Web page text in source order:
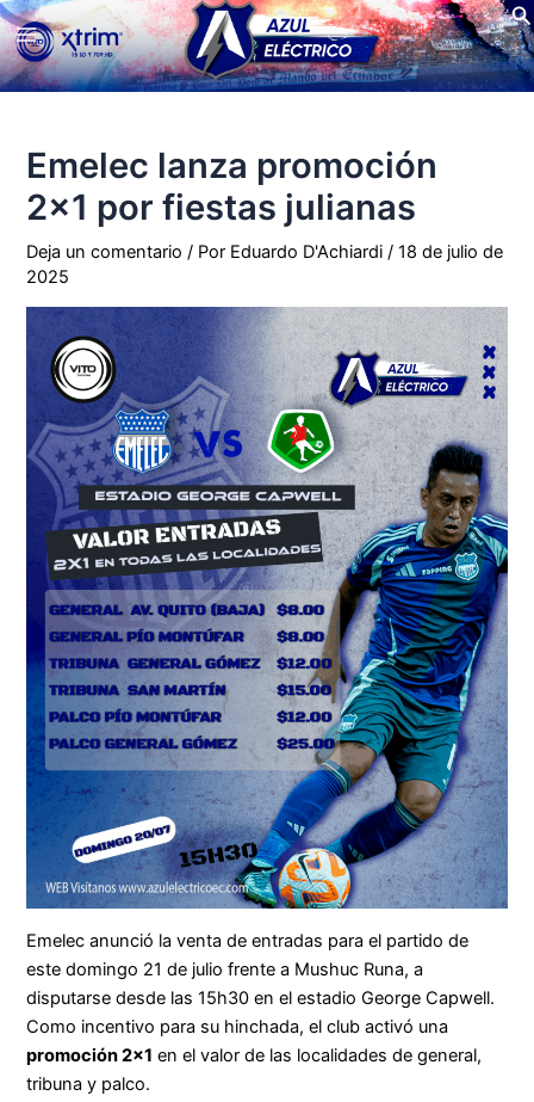
Ir
al
contenido
Main
Menu
Emelec lanza promoción
2×1 por fiestas julianas
Deja un comentario / Por Eduardo D'Achiardi/18 de julio de
2025
Emelec anunció la venta de entradas para el partido de
este domingo 21 de julio frente a Mushuc Runa, a
disputarse desde las 15h30 en el estadio George Capwell.
Como incentivo para su hinchada, el club activó una
promoción 2×1 en el valor de las localidades de general,
tribuna y palco.